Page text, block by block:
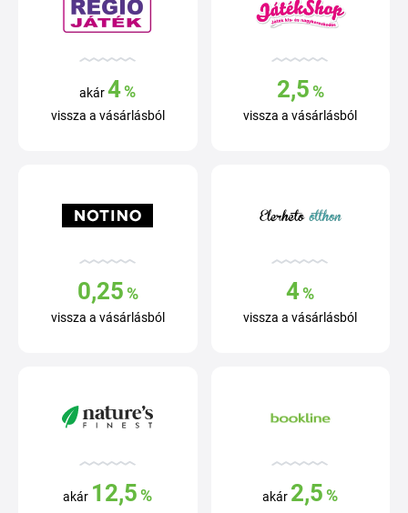
akár 4%
vissza a vásárlásból
2,5%
vissza a vásárlásból
0,25%
vissza a vásárlásból
4%
vissza a vásárlásból
akár 12,5 % akár 2,5 %